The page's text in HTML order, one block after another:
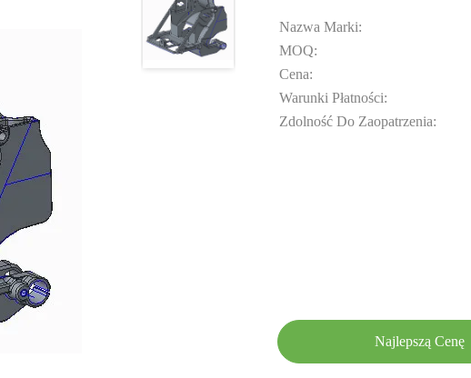
Nazwa Marki:
MOQ:
Cena:
Warunki Płatności:
Zdolność Do Zaopatrzenia:
Najlepszą Cenę